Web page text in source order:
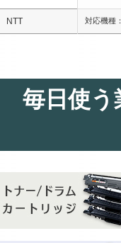
NTT 対応機種
毎日使う